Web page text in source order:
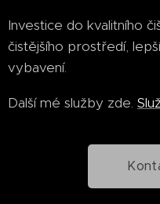
Investice do kvalitního
čistějšího prostředí,
vybavení.
Další mé služby zde.